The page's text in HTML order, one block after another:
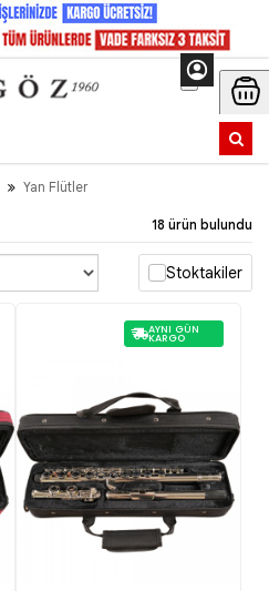
Yan Flütler
18 ürün bulundu
Stoktakiler
AYNI GÜN
KARGO